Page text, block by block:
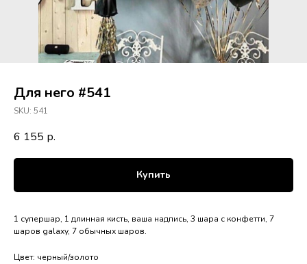
Для него #541
SKU: 541
6 155 р.
Купить
1 супершар, 1 длинная кисть, ваша надпись, 3 шара с конфетти, 7
шаров galaxy, 7 обычных шаров.
Цвет: черный/золото